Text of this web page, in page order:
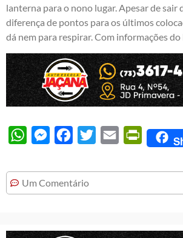
lanterna para o nono lugar. Apesar de sair
diferença de pontos para os últimos
dá nem para respirar. Com informações
WhatsAppMessengerFacebook
Twitter Email
Um Comentário